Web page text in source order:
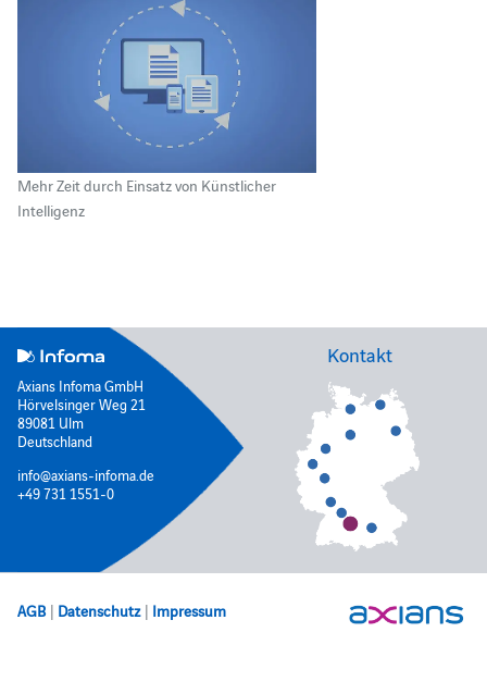
Mehr Zeit durch Einsatz von Künstlicher
Intelligenz
Axians Infoma GmbH
Hörvelsinger Weg 21
89081 Ulm
Deutschland
info@axians-infoma.de
+49 731 1551-0
Kontakt
AGB | Datenschutz | Impressum